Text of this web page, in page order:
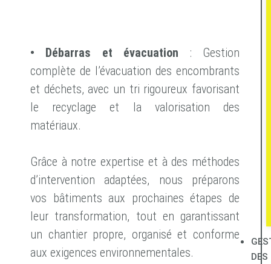
DES
• Débarras et évacuation : Gestion
complète de l’évacuation des encombrants
et déchets, avec un tri rigoureux favorisant
le recyclage et la valorisation des
matériaux.
Grâce à notre expertise et à des méthodes
d’intervention adaptées, nous préparons
vos bâtiments aux prochaines étapes de
leur transformation, tout en garantissant
un chantier propre, organisé et conforme
aux exigences environnementales.